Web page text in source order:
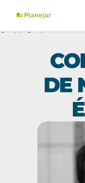
Cookie Settings
DE